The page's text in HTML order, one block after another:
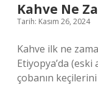
Kahve Ne
Tarih: Kasım 26, 2024
Kahve ilk ne
Etiyopya’da (eski
çobanın